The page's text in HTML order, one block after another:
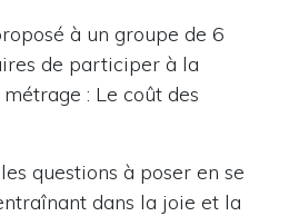
à un groupe de 6
de participer à la
: Le coût des
questions à poser en se
dans la joie et la